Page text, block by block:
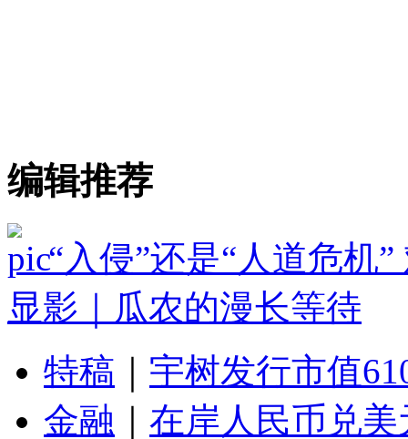
编辑推荐
“入侵”还是“人道危机
显影｜瓜农的漫长等待
特稿
宇树发行市值
金融
在岸人民币兑